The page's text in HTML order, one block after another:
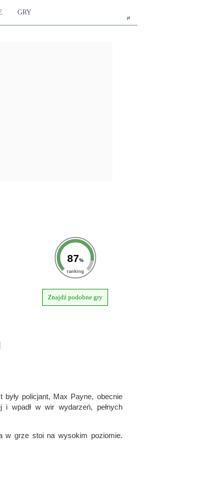
pl
GRY
87%
ranking
Znajdź podobne gry
policjant, Max Payne, obecnie
i wpadł w wir wydarzeń, pełnych
w grze stoi na wysokim poziomie.